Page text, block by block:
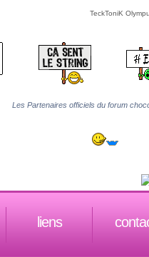
TeckToniK
Les Partenaires officiels du forum
liens